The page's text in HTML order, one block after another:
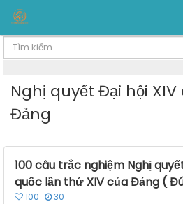
Nghị quyết Đại hội XIV
Đảng
100 câu trắc nghiệm Nghị
quốc lần thứ XIV của Đảng (
100
30